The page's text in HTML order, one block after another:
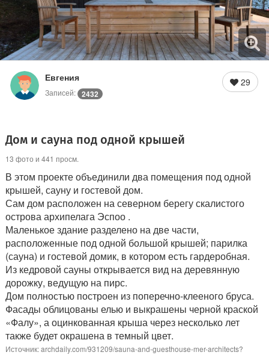
Евгения
Записей: 2432
29
Дом и сауна под одной крышей
13 фото и 441 просм.
В этом проекте объединили два помещения под одной
крышей, сауну и гостевой дом.
Сам дом расположен на северном берегу скалистого
острова архипелага Эспоо .
Маленькое здание разделено на две части,
расположенные под одной большой крышей; парилка
(сауна) и гостевой домик, в котором есть гардеробная.
Из кедровой сауны открывается вид на деревянную
дорожку, ведущую на пирс.
Дом полностью построен из поперечно-клееного бруса.
Фасады облицованы елью и выкрашены черной краской
«Фалу», а оцинкованная крыша через несколько лет
также будет окрашена в темный цвет.
Источник: archdaily.com/931209/sauna-and-guesthouse-mer-architects?